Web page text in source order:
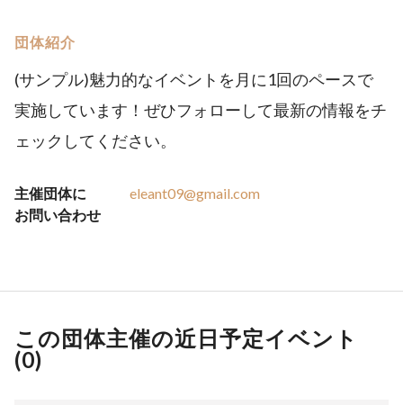
団体紹介
(サンプル)魅力的なイベントを月に1回のペースで
実施しています！ぜひフォローして最新の情報をチ
ェックしてください。
主催団体に
お問い合わせ
eleant09@gmail.com
この団体主催の近日予定イベント
(0)